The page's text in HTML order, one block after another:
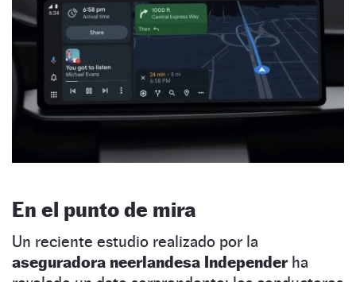
En el punto de mira
Un reciente estudio realizado por la
aseguradora neerlandesa Independerha